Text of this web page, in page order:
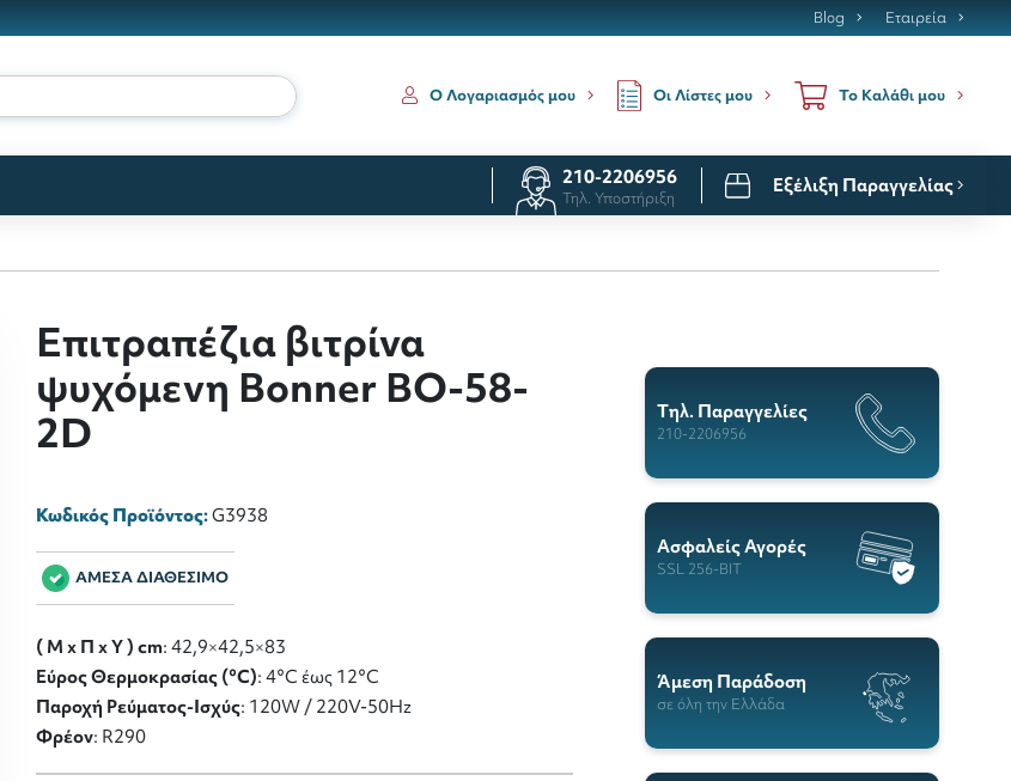
Blog Εταιρεία
Ο Λογαριασμός μου Οι Λίστες μου Το Καλάθι μου
210-2206956
Τηλ. Υποστήριξη
Εξέλιξη Παραγγελίας
Επιτραπέζια βιτρίνα
ψυχόμενη Bonner BO-58-
2D
Κωδικός Προϊόντος:G3938
ΑΜΕΣΑ ΔΙΑΘΕΣΙΜΟ
( M x Π x Y ) cm: 42,9×42,5×83
Εύρος Θερμοκρασίας (°C): 4°C έως 12°C
Παροχή Ρεύματος-Ισχύς: 120W / 220V-50Hz
Φρέον: R290
Tηλ. Παραγγελίες
210-2206956
Ασφαλείς Αγορές
SSL 256-BIT
Άμεση Παράδοση
σε όλη την Ελλάδα